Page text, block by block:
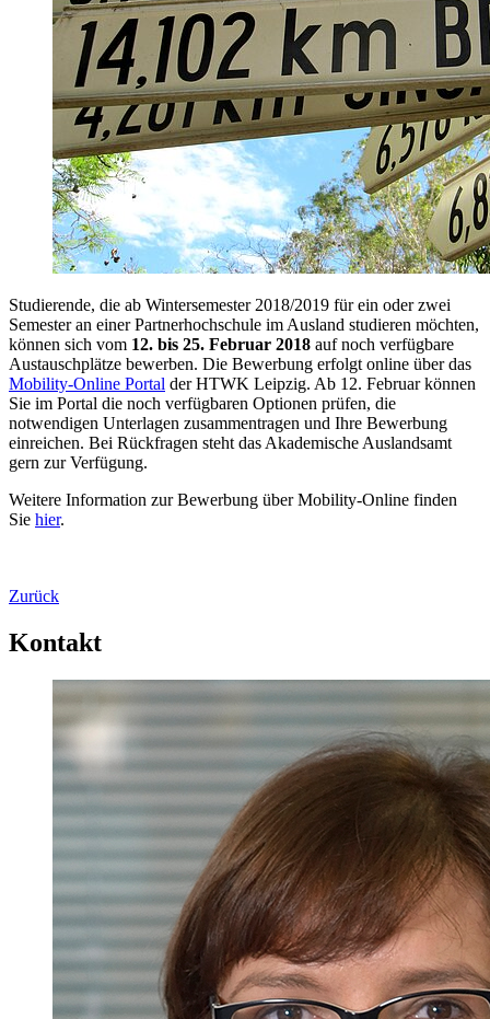
Studierende, die ab Wintersemester 2018/2019 für ein oder zwei
Semester an einer Partnerhochschule im Ausland studieren möchten,
können sich vom 12. bis 25. Februar 2018 auf noch verfügbare
Austauschplätze bewerben. Die Bewerbung erfolgt online über das
Mobility-Online Portal der HTWK Leipzig. Ab 12. Februar können
Sie im Portal die noch verfügbaren Optionen prüfen, die
notwendigen Unterlagen zusammentragen und Ihre Bewerbung
einreichen. Bei Rückfragen steht das Akademische Auslandsamt
gern zur Verfügung.
Weitere Information zur Bewerbung über Mobility-Online finden
Sie hier.
Zurück
Kontakt